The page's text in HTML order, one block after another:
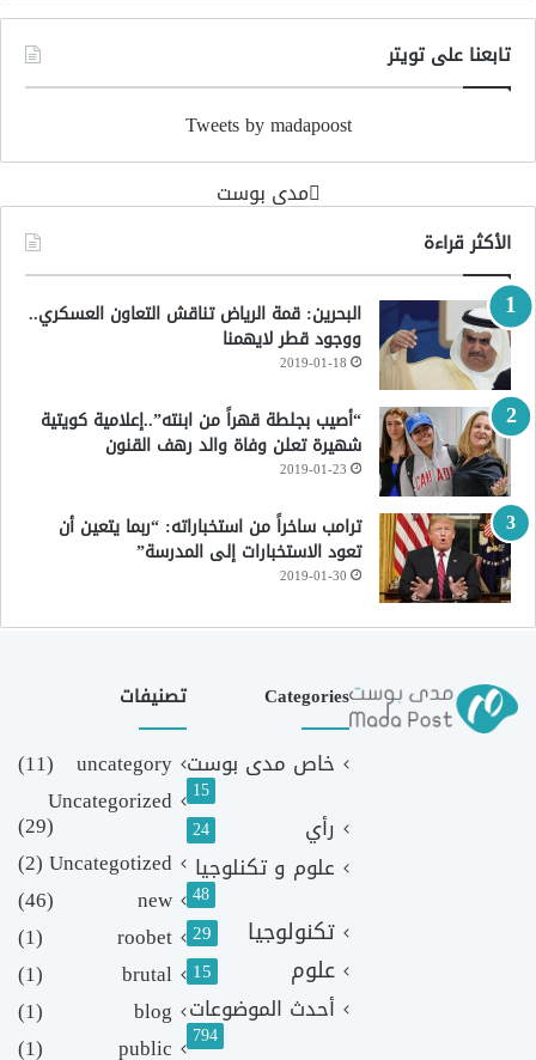
تابعنا على تويتر
Tweets by madapoost
‏مدى بوست‏
الأكثر قراءة
البحرين: قمة الرياض تناقش التعاون العسكري..
ووجود قطر لايهمنا
2019-01-18
“أصيب بجلطة قهراً من ابنته”..إعلامية كويتية
شهيرة تعلن وفاة والد رهف القنون
2019-01-23
ترامب ساخراً من استخباراته: “ربما يتعين أن
تعود الاستخبارات إلى المدرسة”
2019-01-30
Categories
خاص مدى بوست
15
رأي 24
علوم و تكنلوجيا
48
تكنولوجيا 29
علوم 15
أحدث الموضوعات
794
تصنيفات
uncategory
(11)
Uncategorized
(29)
Uncategotized
(2)
new
(46)
roobet
(1)
brutal
(1)
blog
(1)
public
(1)